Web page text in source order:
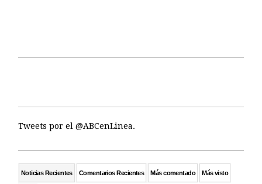
Tweets por el @ABCenLinea.
Noticias Recientes Comentarios Recientes Más comentado Más visto